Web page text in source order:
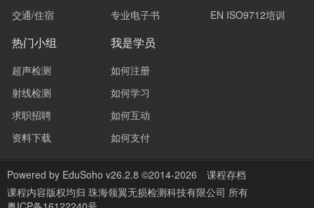
交通/住宿
专业电子书
EN ISO9712培训
热门小组
超声检测
射线检测
求职招聘
资料下载
我是学员
如何注册
如何学习
如何互动
如何支付
Powered by EduSoho v26.2.8 ©2014-2026
课程存档
课程内容版权均归 珠海领翼无损检测科技有限公司 所有